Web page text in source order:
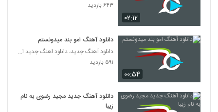
سعید میری آهنگ آرامش
۲۰۶ بازدید
موزیک زیبای بلس از فاروکسی
251
دانلود آهنگ خدا (به همراه حسین حسن زاده)
از امیرحسین علیپور
۰۲:۱۲
۶۴۳ بازدید
۰۰:۵۴
دانلود آهنگ امو بند میدونستم
دانلود آهنگ جدید، دانلود اهنگ جدید ایرانی
۵۹۱ بازدید
دانلود آهنگ جدید مجید رضوی به نام
زیبا